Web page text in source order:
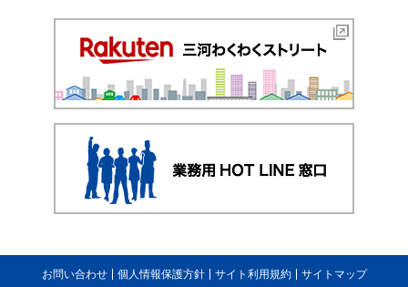
お問い合わせ 個人情報保護方針 サイト利用規約 サイトマップ